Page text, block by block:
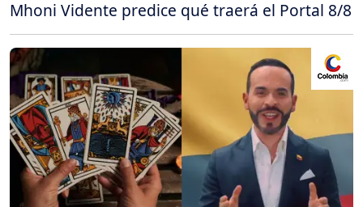
Mhoni Vidente predice qué traerá el Portal 8/8